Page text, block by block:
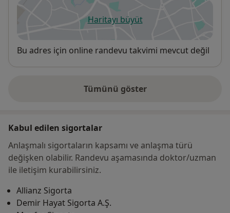
Haritayı büyütyeni bir sekmede açılır
Uygunluk
Bu adres için online randevu takvimi mevcut değil
Tümünü göster
adres hakkında
Kabul edilen sigortalar
Anlaşmalı sigortaların kapsamı ve anlaşma türü
değişken olabilir. Randevu aşamasında doktor/uzman
ile iletişim kurabilirsiniz.
Allianz Sigorta
Demir Hayat Sigorta A.Ş.